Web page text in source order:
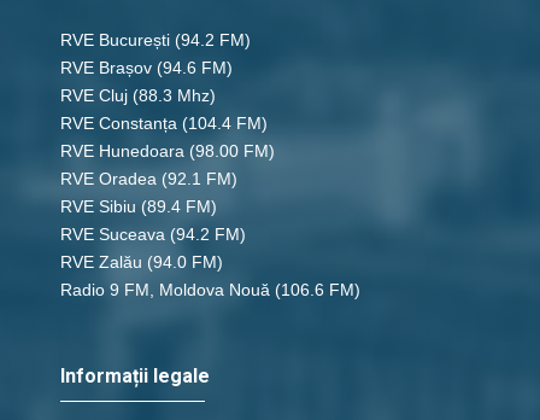
RVE București (94.2 FM)
RVE Brașov (94.6 FM)
RVE Cluj (88.3 Mhz)
RVE Constanța (104.4 FM)
RVE Hunedoara (98.00 FM)
RVE Oradea (92.1 FM)
RVE Sibiu (89.4 FM)
RVE Suceava (94.2 FM)
RVE Zalău (94.0 FM)
Radio 9 FM, Moldova Nouă (106.6 FM)
Informații legale